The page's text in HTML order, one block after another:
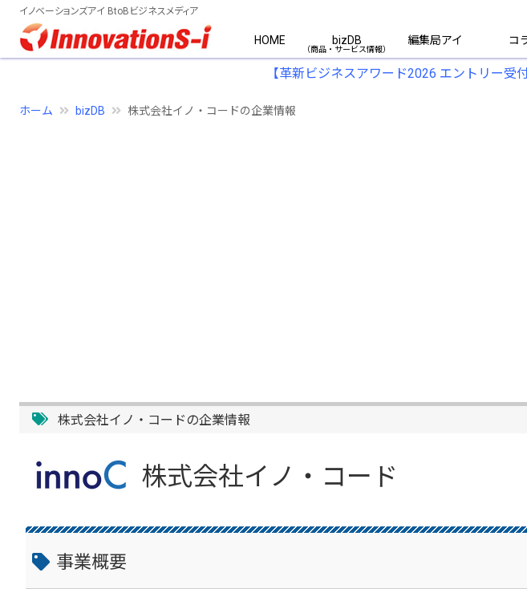
イノベーションズアイ BtoBビジネスメディア
HOME bizDB 編集局アイ コ
【革新ビジネスアワード2026 エントリー受
ホーム bizDB 株式会社イノ・コードの企業情報
株式会社イノ・コードの企業情報
株式会社イノ・コード
事業概要